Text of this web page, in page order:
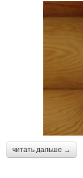
читать дальше →